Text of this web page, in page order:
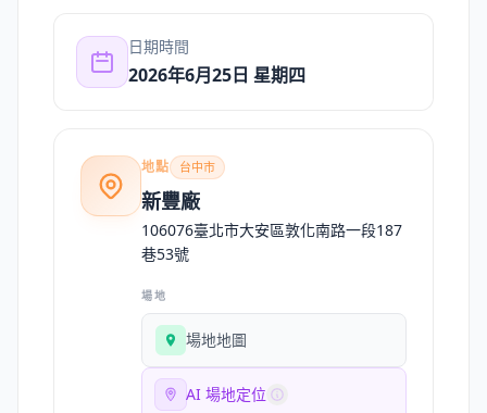
日期時間
2026年6月25日 星期四
地點 台中市
新豐廠
106076臺北市大安區敦化南路一段187
巷53號
場地
場地地圖
AI 場地定位